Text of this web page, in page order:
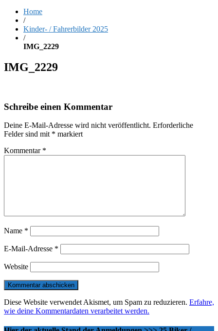
Home
/
Kinder- / Fahrerbilder 2025
/
IMG_2229
IMG_2229
Schreibe einen Kommentar
Deine E-Mail-Adresse wird nicht veröffentlicht. Erforderliche
Felder sind mit * markiert
Kommentar *
Name *
E-Mail-Adresse *
Website
Diese Website verwendet Akismet, um Spam zu reduzieren. Erfahre,
wie deine Kommentardaten verarbeitet werden.